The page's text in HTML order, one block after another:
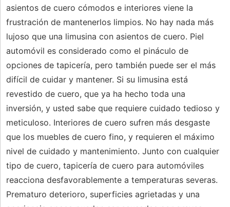
asientos de cuero cómodos e interiores viene la
frustración de mantenerlos limpios. No hay nada más
lujoso que una limusina con asientos de cuero. Piel
automóvil es considerado como el pináculo de
opciones de tapicería, pero también puede ser el más
difícil de cuidar y mantener. Si su limusina está
revestido de cuero, que ya ha hecho toda una
inversión, y usted sabe que requiere cuidado tedioso y
meticuloso. Interiores de cuero sufren más desgaste
que los muebles de cuero fino, y requieren el máximo
nivel de cuidado y mantenimiento. Junto con cualquier
tipo de cuero, tapicería de cuero para automóviles
reacciona desfavorablemente a temperaturas severas.
Prematuro deterioro, superficies agrietadas y una